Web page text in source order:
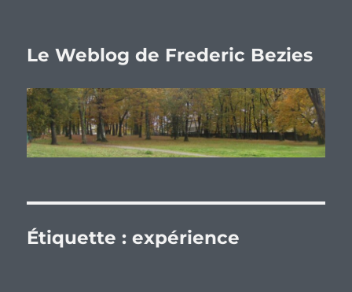
Le Weblog de Frederic Bezies
Étiquette :expérience